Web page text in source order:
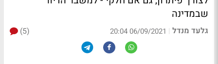
שבמדינה
גלעד מנדל |
06/09/2021 20:04
(5)